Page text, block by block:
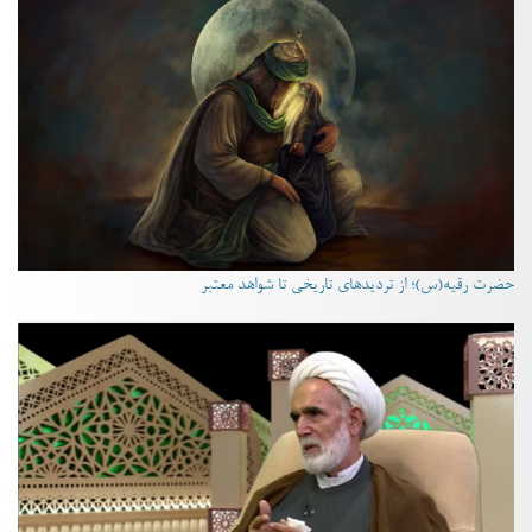
حضرت رقیه(س)؛ از تردیدهای تاریخی تا شواهد معتبر